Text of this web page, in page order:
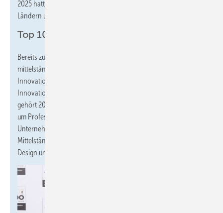
2025 hatten sich rund 18.000 Einreichungen aus über 60
Ländern um den „Roten Punkt“ beworben.
Top 100 Innovatoren
Bereits zum 32. Mal wurden in diesem Jahr kleine und
mittelständische Unternehmen im Rahmen des
Innovationswettbewerbs Top 100 für besondere
Innovationsleistungen ausgezeichnet. Zu den Preisträgern
gehört 2025 auch Hüppe. Zuvor hatte ein Forschungsteam rund
um Professor Nikolaus Franke die Innovationsarbeit von
Unternehmen analysiert. Pluspunkte sammelte der Ammerländer
Mittelständler u.a. durch die „enge Verzahnung von Technik,
Design und Marktwissen im Unternehmen“.